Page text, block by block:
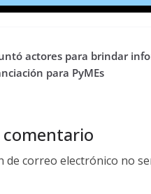
actores para brindar
para PyMEs
comentario
de correo electrónico no